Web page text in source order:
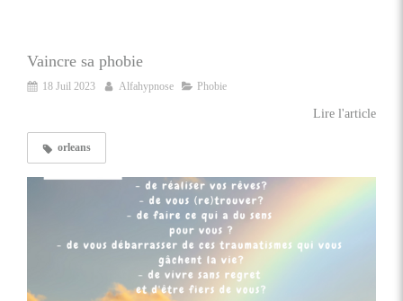
Vaincre sa phobie
18 Juil 2023 Alfahypnose Phobie
Lire l'article
orleans